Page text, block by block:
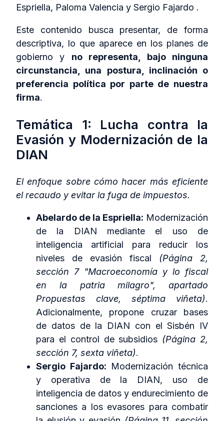
Espriella, Paloma Valencia y Sergio Fajardo .
Este contenido busca presentar, de forma
descriptiva, lo que aparece en los planes de
gobierno y no representa, bajo ninguna
circunstancia, una postura, inclinación o
preferencia política por parte de nuestra
firma.
Temática 1: Lucha contra la
Evasión y Modernización de la
DIAN
El enfoque sobre cómo hacer más eficiente
el recaudo y evitar la fuga de impuestos.
Abelardo de la Espriella: Modernización
de la DIAN mediante el uso de
inteligencia artificial para reducir los
niveles de evasión fiscal (Página 2,
sección 7 "Macroeconomía y lo fiscal
en la patria milagro", apartado
Propuestas clave, séptima viñeta).
Adicionalmente, propone cruzar bases
de datos de la DIAN con el Sisbén IV
para el control de subsidios (Página 2,
sección 7, sexta viñeta).
Sergio Fajardo: Modernización técnica
y operativa de la DIAN, uso de
inteligencia de datos y endurecimiento de
sanciones a los evasores para combatir